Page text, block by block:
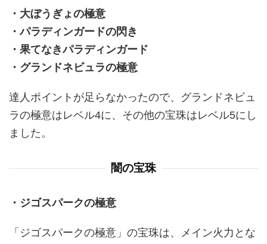
・大ぼうぎょの極意
・パラディンガードの閃き
・果てなきパラディンガード
・グランドネビュラの極意
達人ポイントが足らなかったので、グランドネビュ
ラの極意はレベル4に、その他の宝珠はレベル5にし
ました。
闇の宝珠
・ジゴスパークの極意
「ジゴスパークの極意」の宝珠は、メイン火力とな